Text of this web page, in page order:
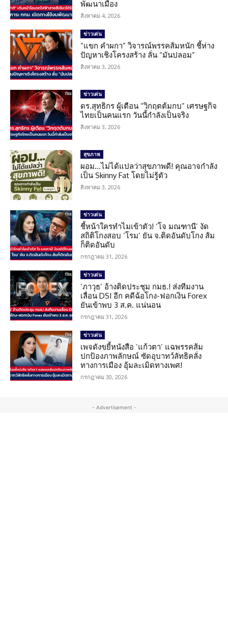
พัฒนาเมือง
สิงหาคม 4, 2026
ข่าวเด่น
“แขก คำผกา” วิจารณ์พรรคส้มหนัก ชี้ห่าง
ปัญหาเชิงโครงสร้าง ลั่น “มันปลอม”
สิงหาคม 3, 2026
ข่าวเด่น
ดร.สุทธิกร ผู้เตือน “วิกฤตต้มกบ” เศรษฐกิจ
ไทยเป็นคนแรก วันนี้กำลังเป็นจริง
สิงหาคม 3, 2026
สุขภาพ
ผอม…ไม่ได้แปลว่าสุขภาพดี! คุณอาจกำลัง
เป็น Skinny Fat โดยไม่รู้ตัว
สิงหาคม 3, 2026
ข่าวเด่น
ชี้หน้าใครทำไมเข้าตัว! ‘โจ มณฑานี’ งัด
สถิติโกงสอบ ‘โรม’ ยัน จ.ติดอันดับโกง ส้ม
ก็ติดอันดับ
กรกฎาคม 31, 2026
ข่าวเด่น
‘ภาวุธ’ อ้างติดประชุม กมธ.! ส่งทีมงาน
เลื่อน DSI อีก คดีฉ้อโกง-ฟอกเงิน Forex
ยันเข้าพบ 3 ส.ค. แน่นอน
กรกฎาคม 31, 2026
ข่าวเด่น
เพจดังขยี้หนังสือ ‘แก้วตา’ แฉพรรคส้ม
ปกป้องภาพลักษณ์ ซัดอุบาทว์ลัทธิคลั่ง
ทางการเมือง อุ้มละเมิดทางเพศ!
กรกฎาคม 30, 2026
- Advertisement -